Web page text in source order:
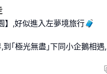
】,好似進入左夢境旅行🧳
｢極光無盡｣下同小企鵝相遇,